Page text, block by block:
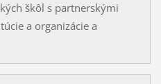
škôl s partnerskými
a organizácie a